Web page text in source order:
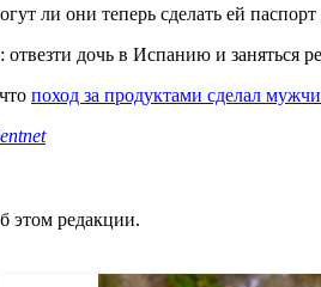
ли они теперь сделать ей
дочь в Испанию и заняться
поход за продуктами сделал
этом редакции.